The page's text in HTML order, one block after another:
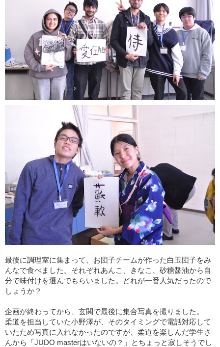
最後に調理室に集まって、お団子チームが作った白玉団子をみ
んなで食べました。それぞれあんこ、きなこ、砂糖醤油から自
分で味付けを選んでもらいました。どれが一番人気だったので
しょうか？
企画が終わってから、玄関で最後に集合写真を撮りました。
柔道を担当していた小野澤が、そのタイミングで電話対応して
いたため写真に入れなかったのですが、柔道を楽しんだ学生さ
んから「JUDO masterはいないの？」とちょっと寂しそうでし